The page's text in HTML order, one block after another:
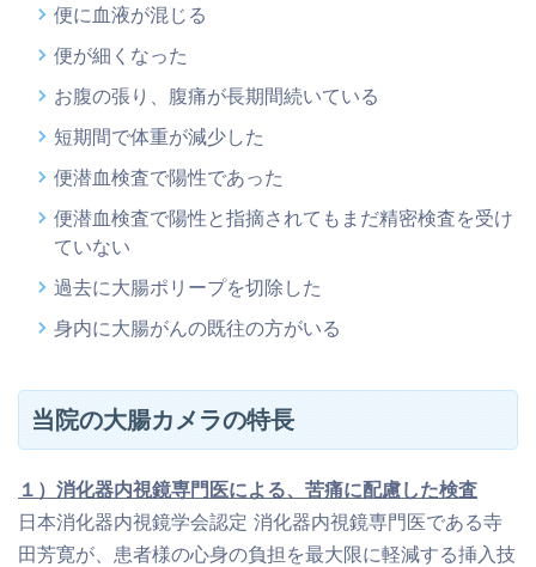
便に血液が混じる
便が細くなった
お腹の張り、腹痛が長期間続いている
短期間で体重が減少した
便潜血検査で陽性であった
便潜血検査で陽性と指摘されてもまだ精密検査を受け
ていない
過去に大腸ポリープを切除した
身内に大腸がんの既往の方がいる
当院の大腸カメラの特長
１）消化器内視鏡専門医による、苦痛に配慮した検査
日本消化器内視鏡学会認定 消化器内視鏡専門医である寺
田芳寛が、患者様の心身の負担を最大限に軽減する挿入技